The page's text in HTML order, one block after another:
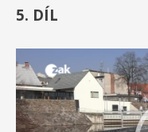
5. DÍL